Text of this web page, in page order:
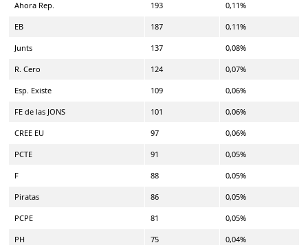
Ahora Rep. 193 0,11%
EB 187 0,11%
Junts 137 0,08%
R. Cero 124 0,07%
Esp. Existe 109 0,06%
FE de las JONS 101 0,06%
CREE EU 97 0,06%
PCTE 91 0,05%
F 88 0,05%
Piratas 86 0,05%
PCPE 81 0,05%
PH 75 0,04%